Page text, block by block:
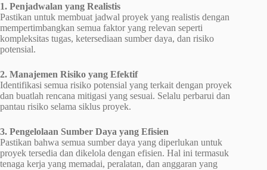
1. Penjadwalan yang Realistis
Pastikan untuk membuat jadwal proyek yang realistis dengan
mempertimbangkan semua faktor yang relevan seperti
kompleksitas tugas, ketersediaan sumber daya, dan risiko
potensial.
2. Manajemen Risiko yang Efektif
Identifikasi semua risiko potensial yang terkait dengan proyek
dan buatlah rencana mitigasi yang sesuai. Selalu perbarui dan
pantau risiko selama siklus proyek.
3. Pengelolaan Sumber Daya yang Efisien
Pastikan bahwa semua sumber daya yang diperlukan untuk
proyek tersedia dan dikelola dengan efisien. Hal ini termasuk
tenaga kerja yang memadai, peralatan, dan anggaran yang